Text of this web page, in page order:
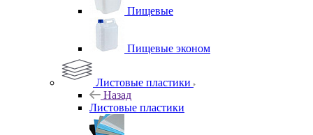
Пищевые
Пищевые эконом
Листовые пластики
Назад
Листовые пластики